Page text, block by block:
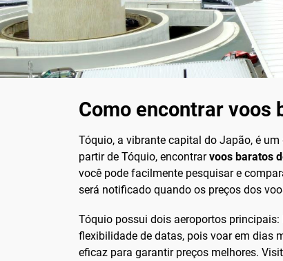
Como encontrar voos
Tóquio, a vibrante capital do Japão, é
partir de Tóquio, encontrarvoos baratos
você pode facilmente pesquisar e
será notificado quando os preços dos
Tóquio possui dois aeroportos
flexibilidade de datas, pois voar em dias
eficaz para garantir preços melhores.